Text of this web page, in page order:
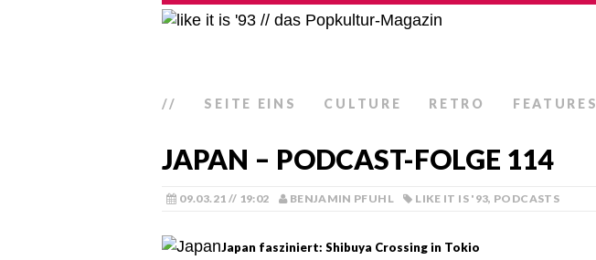
// SEITE EINS CULTURE RETRO FEATURES
JAPAN – PODCAST-FOLGE 114
09.03.21 // 19:02 BENJAMIN PFUHL LIKE IT IS '93, PODCASTS
Japan fasziniert: Shibuya Crossing in Tokio